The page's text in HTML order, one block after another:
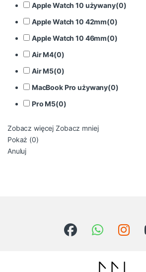
Apple Watch 10 używany(0)
Apple Watch 10 42mm(0)
Apple Watch 10 46mm(0)
Air M4(0)
Air M5(0)
MacBook Pro używany(0)
Pro M5(0)
Zobacz więcej Zobacz mniej
Pokaż (0)
Anuluj